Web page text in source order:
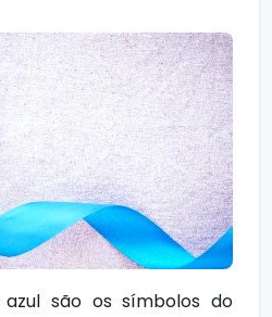
são os símbolos do